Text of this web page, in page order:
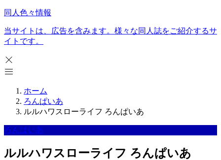
同人色々情報
当サイトは、広告を含みます。様々な同人誌をご紹介するサ
イトです。
ホーム
ろんぱいあ
ルルハワスローライフ ろんぱいあ
ろんぱいあ
ルルハワスローライフ ろんぱいあ